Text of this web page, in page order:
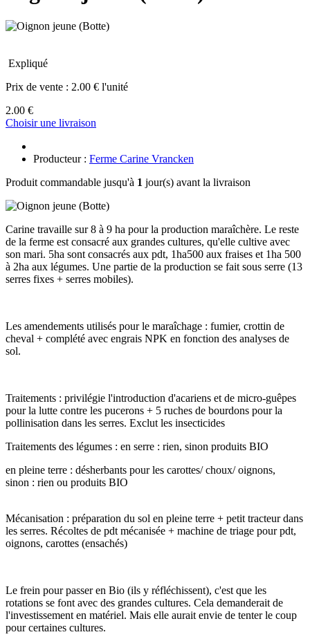
Expliqué
Prix de vente : 2.00 € l'unité
2.00 €
Choisir une livraison
Producteur : Ferme Carine Vrancken
Produit commandable jusqu'à 1 jour(s) avant la livraison
Carine travaille sur 8 à 9 ha pour la production maraîchère. Le reste
de la ferme est consacré aux grandes cultures, qu'elle cultive avec
son mari. 5ha sont consacrés aux pdt, 1ha500 aux fraises et 1ha 500
à 2ha aux légumes. Une partie de la production se fait sous serre (13
serres fixes + serres mobiles).
Les amendements utilisés pour le maraîchage : fumier, crottin de
cheval + complété avec engrais NPK en fonction des analyses de
sol.
Traitements : privilégie l'introduction d'acariens et de micro-guêpes
pour la lutte contre les pucerons + 5 ruches de bourdons pour la
pollinisation dans les serres. Exclut les insecticides
Traitements des légumes : en serre : rien, sinon produits BIO
en pleine terre : désherbants pour les carottes/ choux/ oignons,
sinon : rien ou produits BIO
Mécanisation : préparation du sol en pleine terre + petit tracteur dans
les serres. Récoltes de pdt mécanisée + machine de triage pour pdt,
oignons, carottes (ensachés)
Le frein pour passer en Bio (ils y réfléchissent), c'est que les
rotations se font avec des grandes cultures. Cela demanderait de
l'investissement en matériel. Mais elle aurait envie de tenter le coup
pour certaines cultures.